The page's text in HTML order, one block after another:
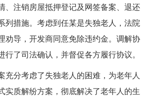
、注销房屋抵押登记及网签备案、退还
列措施。考虑到任某是失独老人，法院
劝导，开发商同意免除违约金。调解协
行了司法确认，并督促各方履行协议。
充分考虑了失独老人的困难，为老年人
实质解纷方案，彻底解决了老年人的生